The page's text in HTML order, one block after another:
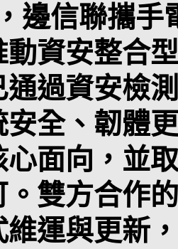
邊信聯攜手
動資安整合
通過資安檢
安全、韌體
心面向，並
。雙方合作
維運與更新